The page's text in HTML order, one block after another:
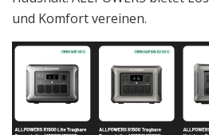
und Komfort vereinen.